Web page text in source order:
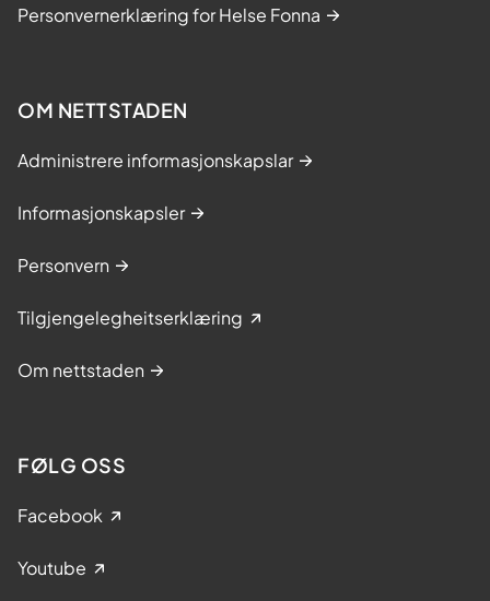
Personvernerklæring for Helse Fonna
OM NETTSTADEN
Administrere informasjonskapslar
Informasjonskapsler
Personvern
Tilgjengelegheitserklæring
Om nettstaden
FØLG OSS
Facebook
Youtube